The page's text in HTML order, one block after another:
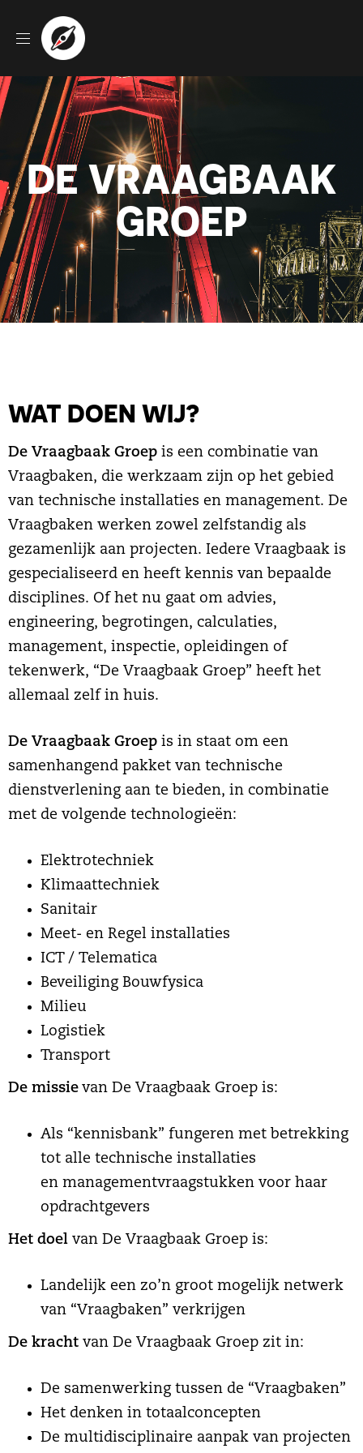
DE VRAAGBAAK
GROEP
WAT DOEN WIJ?
De Vraagbaak Groep is een combinatie van
Vraagbaken, die werkzaam zijn op het gebied
van technische installaties en management. De
Vraagbaken werken zowel zelfstandig als
gezamenlijk aan projecten. Iedere Vraagbaak is
gespecialiseerd en heeft kennis van bepaalde
disciplines. Of het nu gaat om advies,
engineering, begrotingen, calculaties,
management, inspectie, opleidingen of
tekenwerk, “De Vraagbaak Groep” heeft het
allemaal zelf in huis.
De Vraagbaak Groep is in staat om een
samenhangend pakket van technische
dienstverlening aan te bieden, in combinatie
met de volgende technologieën:
Elektrotechniek
Klimaattechniek
Sanitair
Meet- en Regel installaties
ICT / Telematica
Beveiliging Bouwfysica
Milieu
Logistiek
Transport
De missie van De Vraagbaak Groep is:
Als “kennisbank” fungeren met betrekking
tot alle technische installaties
en managementvraagstukken voor haar
opdrachtgevers
Het doel van De Vraagbaak Groep is:
Landelijk een zo’n groot mogelijk netwerk
van “Vraagbaken” verkrijgen
De kracht van De Vraagbaak Groep zit in:
De samenwerking tussen de “Vraagbaken”
Het denken in totaalconcepten
De multidisciplinaire aanpak van projecten